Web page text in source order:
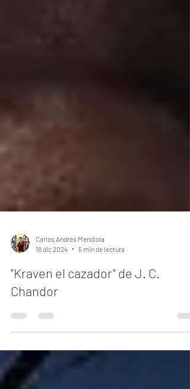
Carlos Andrés Mendiola
18 dic 2024
"Kraven el cazador" de J. C.
Chandor